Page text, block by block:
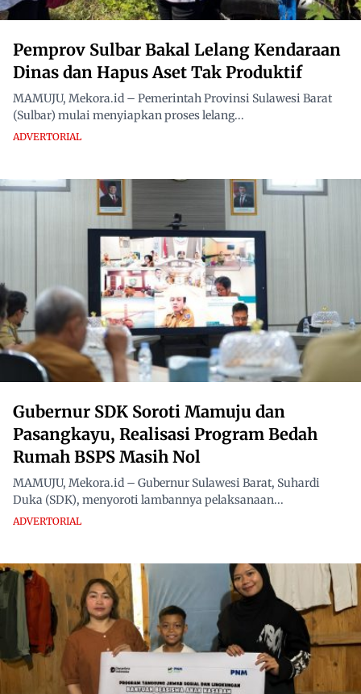
Pemprov Sulbar Bakal Lelang Kendaraan
Dinas dan Hapus Aset Tak Produktif
MAMUJU, Mekora.id – Pemerintah Provinsi Sulawesi Barat
(Sulbar) mulai menyiapkan proses lelang...
ADVERTORIAL
Gubernur SDK Soroti Mamuju dan
Pasangkayu, Realisasi Program Bedah
Rumah BSPS Masih Nol
MAMUJU, Mekora.id – Gubernur Sulawesi Barat, Suhardi
Duka (SDK), menyoroti lambannya pelaksanaan...
ADVERTORIAL